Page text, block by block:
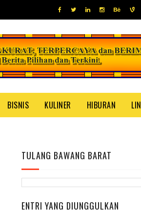
BISNIS KULINER HIBURAN
TULANG BAWANG BARAT
ENTRI YANG DIUNGGULKAN